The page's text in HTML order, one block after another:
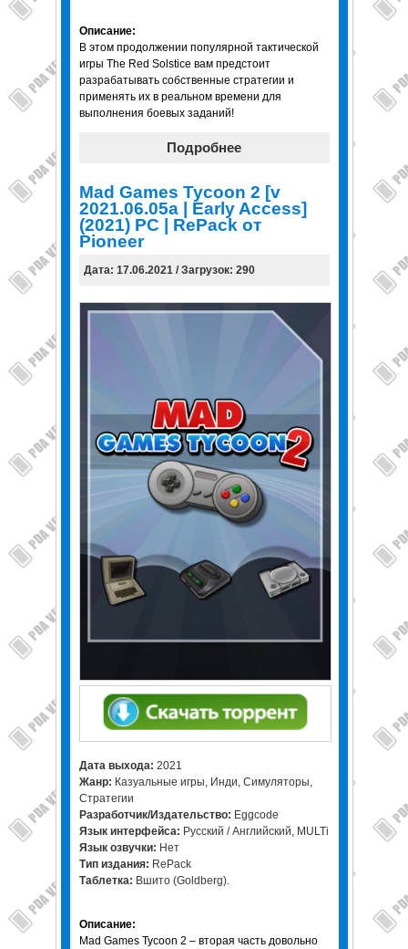
Описание:
В этом продолжении популярной тактической
игры The Red Solstice вам предстоит
разрабатывать собственные стратегии и
применять их в реальном времени для
выполнения боевых заданий!
Подробнее
Mad Games Tycoon 2 [v
2021.06.05a | Early Access]
(2021) PC | RePack от
Pioneer
Дата: 17.06.2021 / Загрузок: 290
Дата выхода: 2021
Жанр: Казуальные игры, Инди, Симуляторы,
Стратегии
Разработчик/Издательство: Eggcode
Язык интерфейса: Русский / Английский, MULTi
Язык озвучки: Нет
Тип издания: RePack
Таблетка: Вшито (Goldberg).
Описание:
Mad Games Tycoon 2 – вторая часть довольно